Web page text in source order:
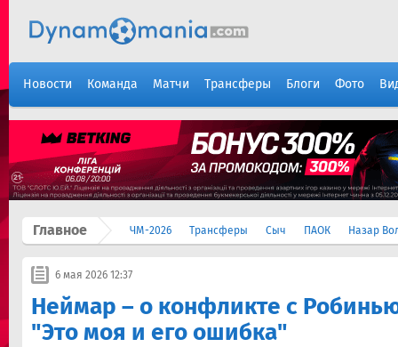
Новости Команда Матчи Трансферы Блоги Фото
Главное ЧМ-2026 Трансферы Сыч ПАОК Назар
6 мая 2026 12:37
Неймар – о конфликте с
"Это моя и его ошибка"